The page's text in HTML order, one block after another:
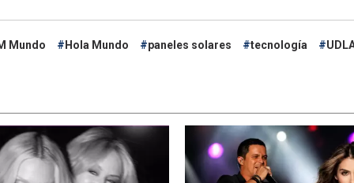
Mundo Hola Mundo paneles solares tecnología